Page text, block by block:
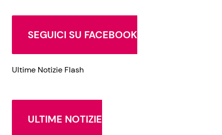
SEGUICI SU FACEBOOK
Ultime Notizie Flash
ULTIME NOTIZIE